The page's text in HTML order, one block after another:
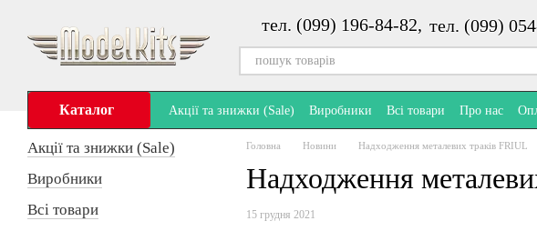
тел. (099) 196-84-82, тел. (099)
Каталог Акції та знижки (Sale) Виробники Всі товари Про нас
Головна Новини Надходження металевих траків FRIUL
Надходження
15 грудня 2021
Акції та знижки (Sale)
Виробники
Всі товари